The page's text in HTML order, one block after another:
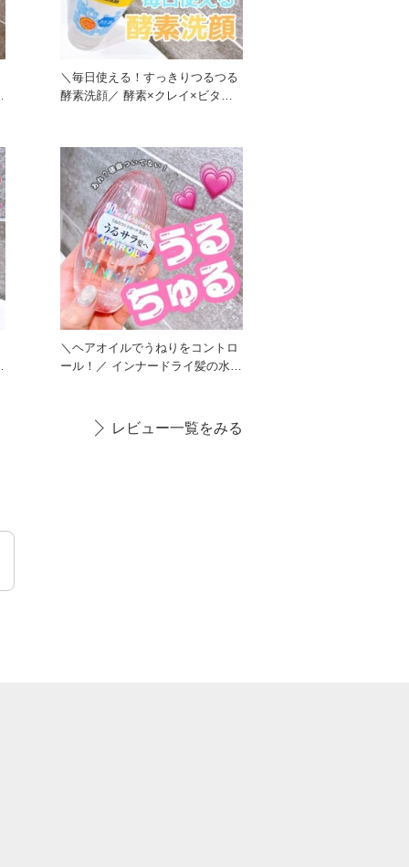
＼毎日使える！すっきりつるつる
酵素洗顔／ 酵素×クレイ×ビタミ
＼ヘアオイルでうねりをコントロ
ール！／ インナードライ髪の水分
レビュー一覧をみる